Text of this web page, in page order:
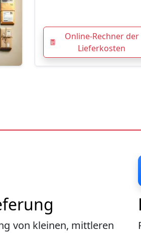
Online-Rechner der
Lieferkosten
von kleinen, mittleren